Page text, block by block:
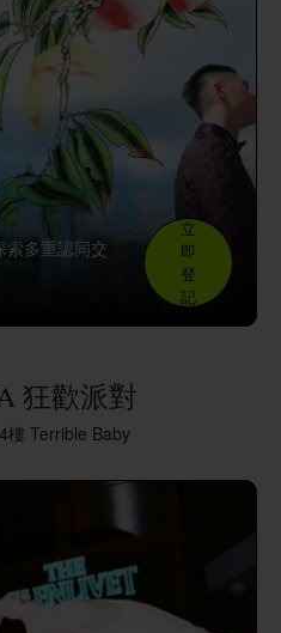
索多重認同交
立
即
登
記
狂歡派對
樓 Terrible Baby